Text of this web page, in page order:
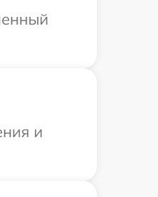
и